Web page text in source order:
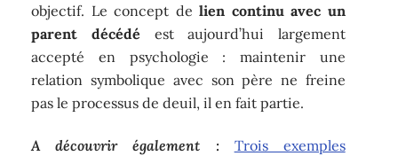
objectif. Le concept delien continu avec un
parent décédé est aujourd’hui largement
accepté en psychologie : maintenir une
relation symbolique avec son père ne freine
pas le processus de deuil, il en fait partie.
A découvrir également :
Trois exemples